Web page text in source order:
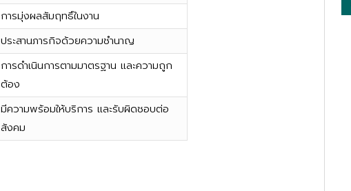
การมุ่งผลสัมฤทธิ์ในงาน
ประสานภารกิจด้วยความชำนาญ
การดำเนินการตามมาตรฐาน และความถูก
ต้อง
มีความพร้อมให้บริการ และรับผิดชอบต่อ
สังคม